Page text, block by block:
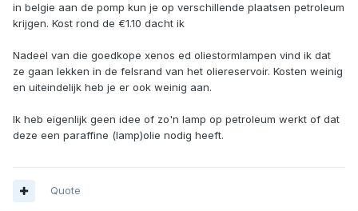
in belgie aan de pomp kun je op verschillende plaatsen petroleum
krijgen. Kost rond de €1.10 dacht ik
Nadeel van die goedkope xenos ed oliestormlampen vind ik dat
ze gaan lekken in de felsrand van het oliereservoir. Kosten weinig
en uiteindelijk heb je er ook weinig aan.
Ik heb eigenlijk geen idee of zo'n lamp op petroleum werkt of dat
deze een paraffine (lamp)olie nodig heeft.
Quote